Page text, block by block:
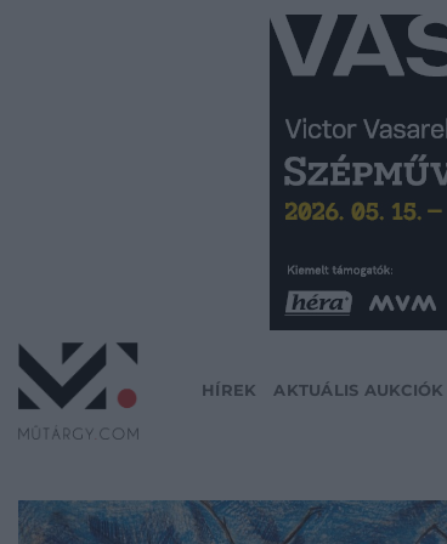
HÍREK AKTUÁLIS AUKCIÓK